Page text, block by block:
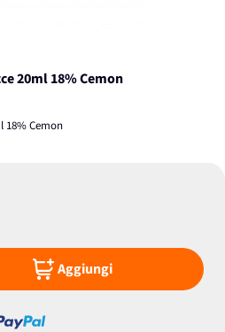
20ml 18% Cemon
18% Cemon
Aggiungi